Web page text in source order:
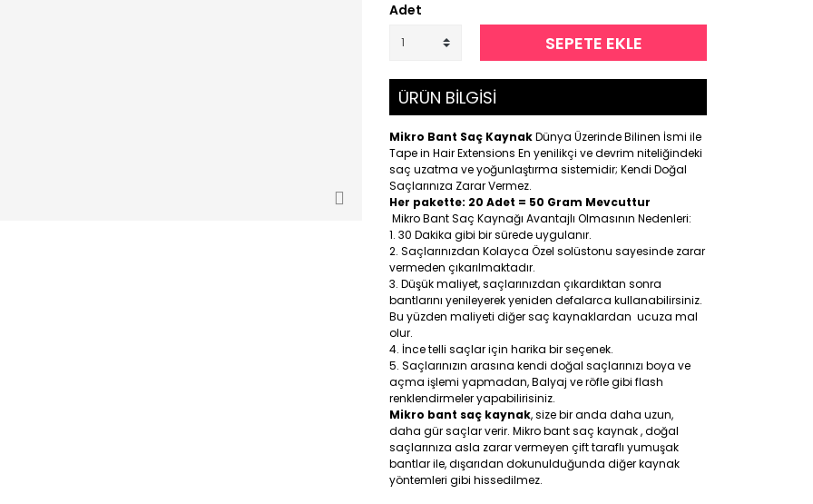
Adet
SEPETE EKLE
ÜRÜN BİLGİSİ
Mikro Bant Saç KaynakDünya Üzerinde Bilinen İsmi ile
Tape in Hair Extensions En yenilikçi ve devrim niteliğindeki
saç uzatma ve yoğunlaştırma sistemidir; Kendi Doğal
Saçlarınıza Zarar Vermez.
Her pakette: 20 Adet = 50 Gram Mevcuttur
Mikro Bant Saç Kaynağı Avantajlı Olmasının Nedenleri:
30 Dakika gibi bir sürede uygulanır.
Saçlarınızdan Kolayca Özel solüstonu sayesinde zarar
vermeden çıkarılmaktadır.
Düşük maliyet, saçlarınızdan çıkardıktan sonra
bantlarını yenileyerek yeniden defalarca kullanabilirsiniz.
Bu yüzden maliyeti diğer saç kaynaklardan ucuza mal
olur.
İnce telli saçlar için harika bir seçenek.
Saçlarınızın arasına kendi doğal saçlarınızı boya ve
açma işlemi yapmadan, Balyaj ve röfle gibi flash
renklendirmeler yapabilirisiniz.
Mikro bant saç kaynak, size bir anda daha uzun,
daha gür saçlar verir. Mikro bant saç kaynak , doğal
saçlarınıza asla zarar vermeyen çift taraflı yumuşak
bantlar ile, dışarıdan dokunulduğunda diğer kaynak
yöntemleri gibi hissedilmez.